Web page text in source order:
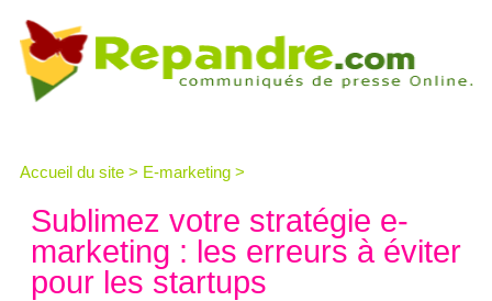
Accueil du site > E-marketing >
Sublimez votre stratégie e-
marketing : les erreurs à éviter
pour les startups